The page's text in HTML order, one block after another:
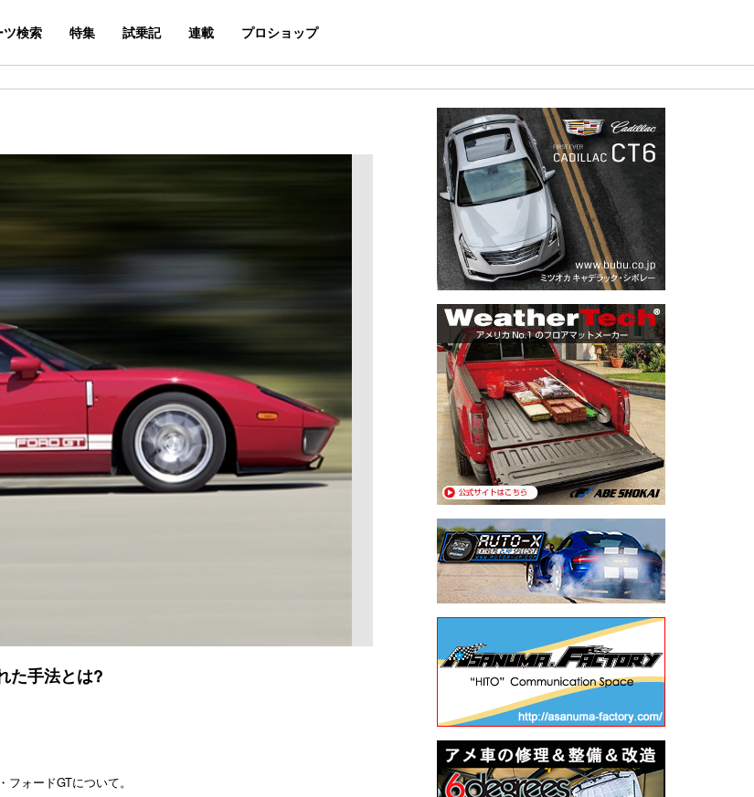
ツ検索 特集 試乗記 連載 プロショップ
た手法とは?
ォードGTについて。